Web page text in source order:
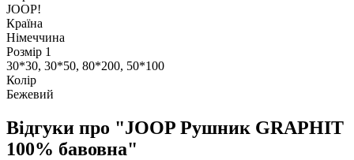
JOOP!
Країна
Німеччина
Розмір 1
30*30, 30*50, 80*200, 50*100
Колір
Бежевий
Відгуки про "JOOP Рушник GRAPHIT
100% бавовна"